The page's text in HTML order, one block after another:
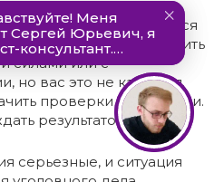
виновника являются
Он может проводить
силами или с
но вас это не касается.
проверки и комиссии.
результатов.
серьезные, и ситуация